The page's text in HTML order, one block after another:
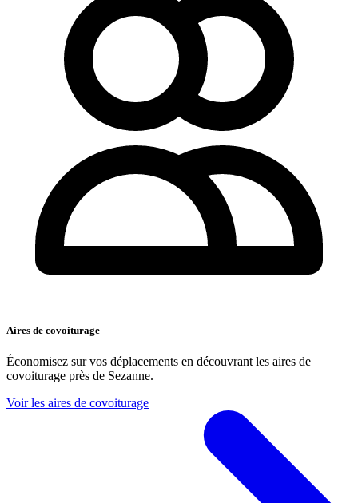
Aires de covoiturage
Économisez sur vos déplacements en découvrant les aires de
covoiturage près de Sezanne.
Voir les aires de covoiturage